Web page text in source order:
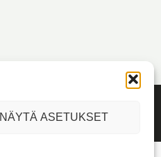
NÄYTÄ ASETUKSET